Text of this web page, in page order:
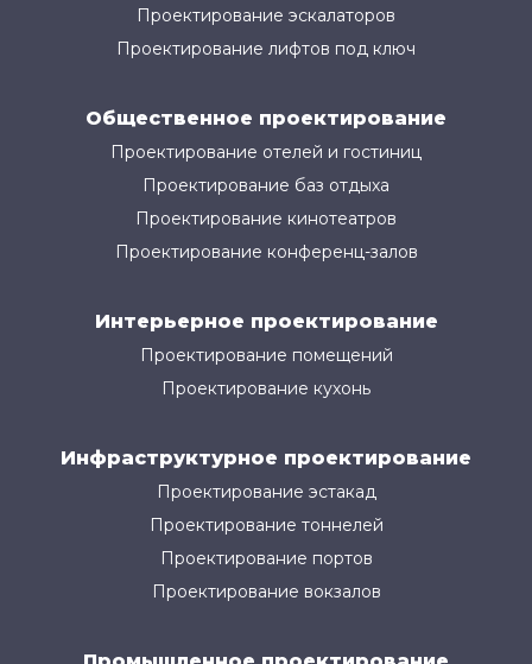
Проектирование эскалаторов
Проектирование лифтов под ключ
Общественное проектирование
Проектирование отелей и гостиниц
Проектирование баз отдыха
Проектирование кинотеатров
Проектирование конференц-залов
Интерьерное проектирование
Проектирование помещений
Проектирование кухонь
Инфраструктурное проектирование
Проектирование эстакад
Проектирование тоннелей
Проектирование портов
Проектирование вокзалов